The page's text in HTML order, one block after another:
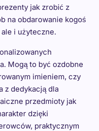
jak zrobić z
na obdarowanie kogoś
i użyteczne.
Mogą to być ozdobne
imieniem, czy
z dedykacją dla
przedmioty jak
dzięki
praktycznym